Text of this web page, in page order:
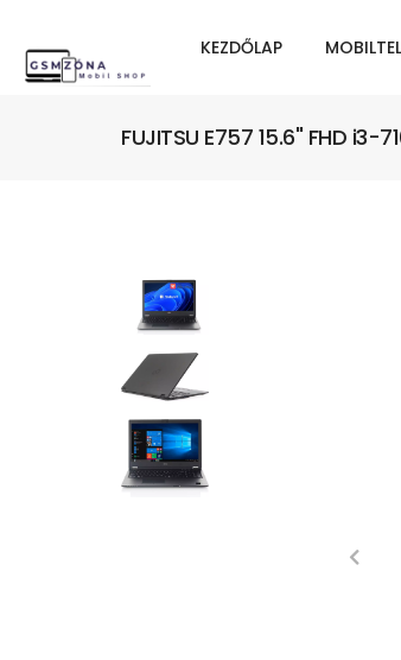
KEZDŐLAP
FUJITSU E757 15.6" FHD